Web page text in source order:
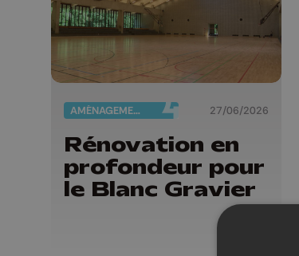
AMÉNAGEMENT DU TERRITOIRE 27/06/2026
Rénovation en
profondeur pour
le Blanc Gravier